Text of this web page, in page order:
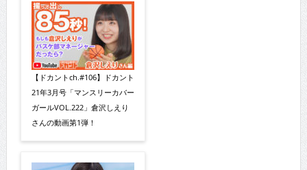
【ドカントch.#106】ドカント
21年3月号「マンスリーカバー
ガールVOL.222」倉沢しえり
さんの動画第1弾！